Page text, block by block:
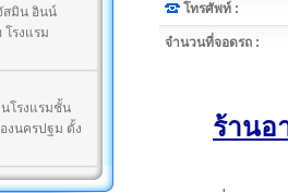
สมิน อินน์
รงแรม
โรงแรมชั้น
งนครปฐม ตั้ง
โทรศัพท์ :
จำนวนที่จอดรถ :
ร้านอ